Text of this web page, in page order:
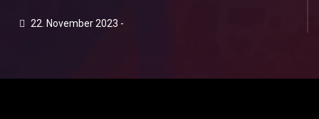
22. November 2023 -